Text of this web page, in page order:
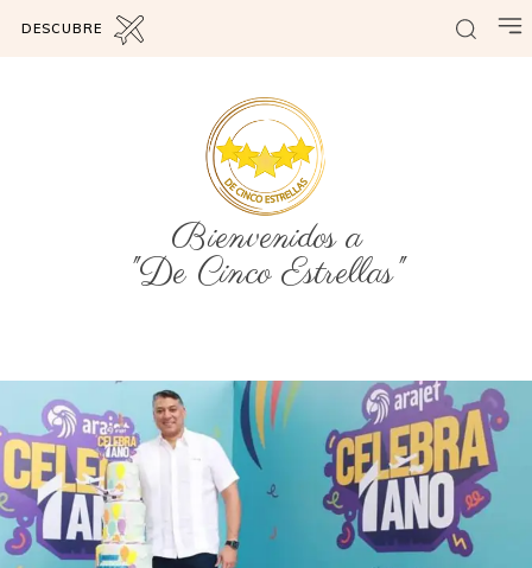
DESCUBRE
Bienvenidos a
"De Cinco Estrellas"